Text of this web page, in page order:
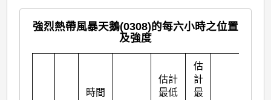
強烈熱帶風暴天鵝(0308)的每六小時之位置
及強度
時間
估計
最低
估
計
最